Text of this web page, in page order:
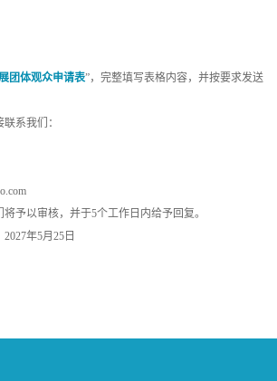
团体观众申请表”，完整填写表格内容，并按要求发送
系我们：
予以审核，并于5个工作日内给予回复。
年5月25日